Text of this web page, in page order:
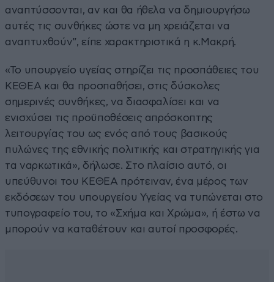
αναπτύσσονται, αν και θα ήθελα να δημιουργήσω
αυτές τις συνθήκες ώστε να μη χρειάζεται να
αναπτυχθούν”, είπε χαρακτηριστικά η κ.Μακρή.
«Το υπουργείο υγείας στηρίζει τις προσπάθειες του
ΚΕΘΕΑ και θα προσπαθήσει, στις δύσκολες
σημερινές συνθήκες, να διασφαλίσει και να
ενισχύσει τις προϋποθέσεις απρόσκοπτης
λειτουργίας του ως ενός από τους βασικούς
πυλώνες της εθνικής πολιτικής και στρατηγικής για
τα ναρκωτικά», δήλωσε. Στο πλαίσιο αυτό, οι
υπεύθυνοι του ΚΕΘΕΑ πρότειναν, ένα μέρος των
εκδόσεων του υπουργείου Υγείας να τυπώνεται στο
τυπογραφείο του, το «Σχήμα και Χρώμα», ή έστω να
μπορούν να καταθέτουν και αυτοί προσφορές.